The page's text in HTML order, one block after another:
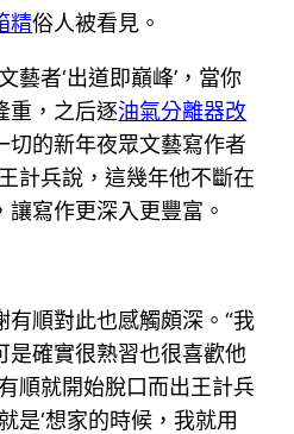
精俗人被看見。
藝者‘出道即巔峰’，當你
重，之后逐油氣分離器改
切的新年夜眾文藝寫作者
計兵說，這幾年他不斷在
寫作更深入更豐富。
有順對此也感觸頗深。“我
是確實很熟習也很喜歡他
順就開始脫口而出王計兵
是‘想家的時候，我就用